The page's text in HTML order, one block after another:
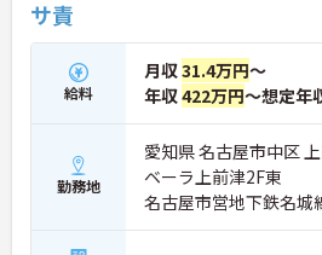
サ責
給料
月収31.4万円～
年収422万円～想定年
勤務地
愛知県 名古屋市中区
ベーラ上前津2F東
名古屋市営地下鉄名城
分